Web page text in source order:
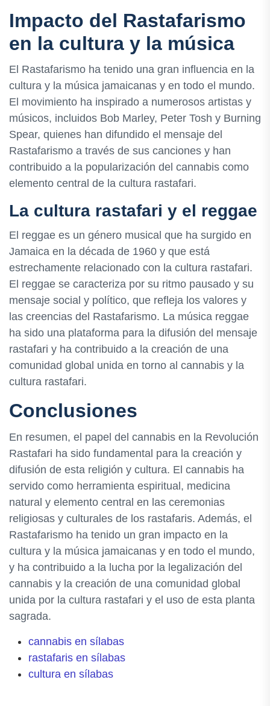
Impacto del Rastafarismo
en la cultura y la música
El Rastafarismo ha tenido una gran influencia en la
cultura y la música jamaicanas y en todo el mundo.
El movimiento ha inspirado a numerosos artistas y
músicos, incluidos Bob Marley, Peter Tosh y Burning
Spear, quienes han difundido el mensaje del
Rastafarismo a través de sus canciones y han
contribuido a la popularización del cannabis como
elemento central de la cultura rastafari.
La cultura rastafari y el reggae
El reggae es un género musical que ha surgido en
Jamaica en la década de 1960 y que está
estrechamente relacionado con la cultura rastafari.
El reggae se caracteriza por su ritmo pausado y su
mensaje social y político, que refleja los valores y
las creencias del Rastafarismo. La música reggae
ha sido una plataforma para la difusión del mensaje
rastafari y ha contribuido a la creación de una
comunidad global unida en torno al cannabis y la
cultura rastafari.
Conclusiones
En resumen, el papel del cannabis en la Revolución
Rastafari ha sido fundamental para la creación y
difusión de esta religión y cultura. El cannabis ha
servido como herramienta espiritual, medicina
natural y elemento central en las ceremonias
religiosas y culturales de los rastafaris. Además, el
Rastafarismo ha tenido un gran impacto en la
cultura y la música jamaicanas y en todo el mundo,
y ha contribuido a la lucha por la legalización del
cannabis y la creación de una comunidad global
unida por la cultura rastafari y el uso de esta planta
sagrada.
cannabis en sílabas
rastafaris en sílabas
cultura en sílabas